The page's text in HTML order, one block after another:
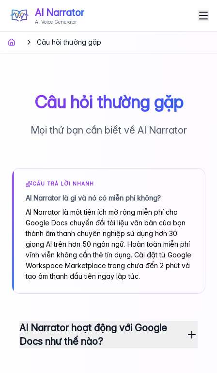
AI Narrator
AI Voice Generator
Câu hỏi thường gặp
Câu hỏi thường gặp
Mọi thứ bạn cần biết về AI Narrator
CÂU TRẢ LỜI NHANH
AI Narrator là gì và nó có miễn phí không?
AI Narrator là một tiện ích mở rộng miễn phí cho
Google Docs chuyển đổi tài liệu văn bản của bạn
thành âm thanh chuyên nghiệp sử dụng hơn 30
giọng AI trên hơn 50 ngôn ngữ. Hoàn toàn miễn phí
vĩnh viễn không cần thẻ tín dụng. Cài đặt từ Google
Workspace Marketplace trong chưa đến 2 phút và
tạo âm thanh đầu tiên ngay lập tức.
AI Narrator hoạt động với Google
Docs như thế nào?